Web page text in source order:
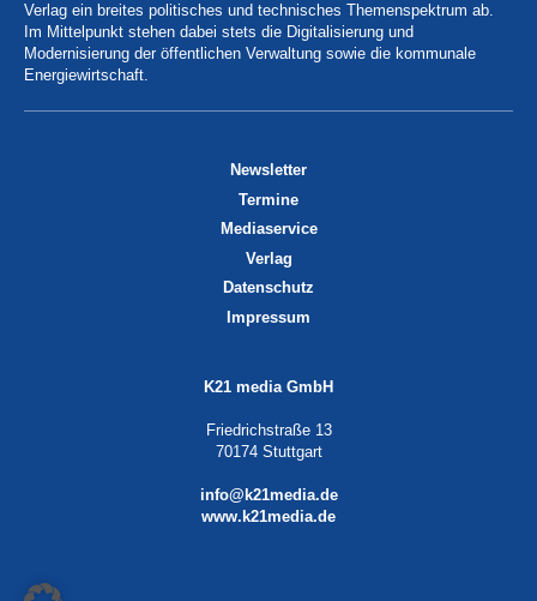
Verlag ein breites politisches und technisches Themenspektrum ab.
Im Mittelpunkt stehen dabei stets die Digitalisierung und
Modernisierung der öffentlichen Verwaltung sowie die kommunale
Energiewirtschaft.
Newsletter
Termine
Mediaservice
Verlag
Datenschutz
Impressum
K21 media GmbH
Friedrichstraße 13
70174 Stuttgart
info@k21media.de
www.k21media.de